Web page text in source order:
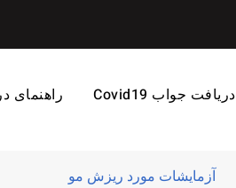
دریافت جواب Covid19 راهنمای
آزمایشات مورد ریزش مو